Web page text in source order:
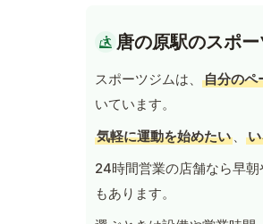
唐の原駅のスポ
スポーツジムは、 自分のペ
いています。
気軽に運動を始めたい 、
24時間営業の店舗なら早
もあります。